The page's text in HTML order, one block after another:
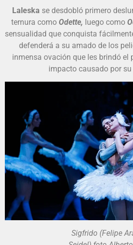
Laleska se desdobló primero
ternura como Odette, luego como
sensualidad que conquista
defenderá a su amado de los
inmensa ovación que les brindó el
impacto causado por
Sigfrido (Felipe Arango)